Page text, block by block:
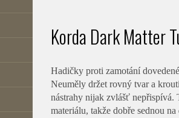
Korda Dark Matter
Hadičky proti zamotání
Neuměly držet rovný tvar a
nástrahy nijak zvlášť nepřispívá.
materiálu, takže dobře sednou